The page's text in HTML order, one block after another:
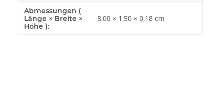
Abmessungen (
Länge × Breite ×
Höhe ):
8,00 × 1,50 × 0,18 cm